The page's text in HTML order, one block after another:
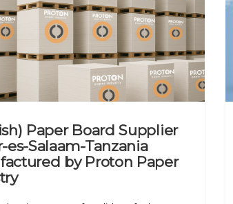
Paper Board Supplier
es-Salaam-Tanzania
by Proton Paper